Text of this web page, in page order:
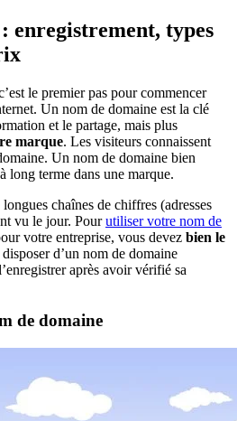
enregistrement, types
le premier pas pour commencer
Un nom de domaine est la clé
et le partage, mais plus
marque. Les visiteurs connaissent
Un nom de domaine bien
long terme dans une marque.
chaînes de chiffres (adresses
vu le jour. Pourutiliser votre nom de
votre entreprise, vous devez bien le
d’un nom de domaine
après avoir vérifié sa
de domaine